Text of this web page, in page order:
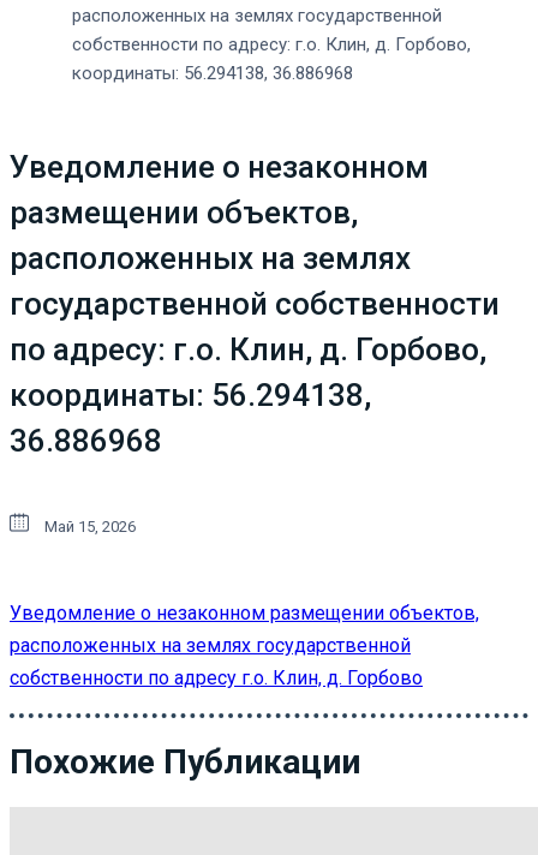
расположенных на землях государственной
собственности по адресу: г.о. Клин, д. Горбово,
координаты: 56.294138, 36.886968
Уведомление о незаконном
размещении объектов,
расположенных на землях
государственной собственности
по адресу: г.о. Клин, д. Горбово,
координаты: 56.294138,
36.886968
Май 15, 2026
Уведомление о незаконном размещении объектов,
расположенных на землях государственной
собственности по адресу г.о. Клин, д. Горбово
Похожие Публикации